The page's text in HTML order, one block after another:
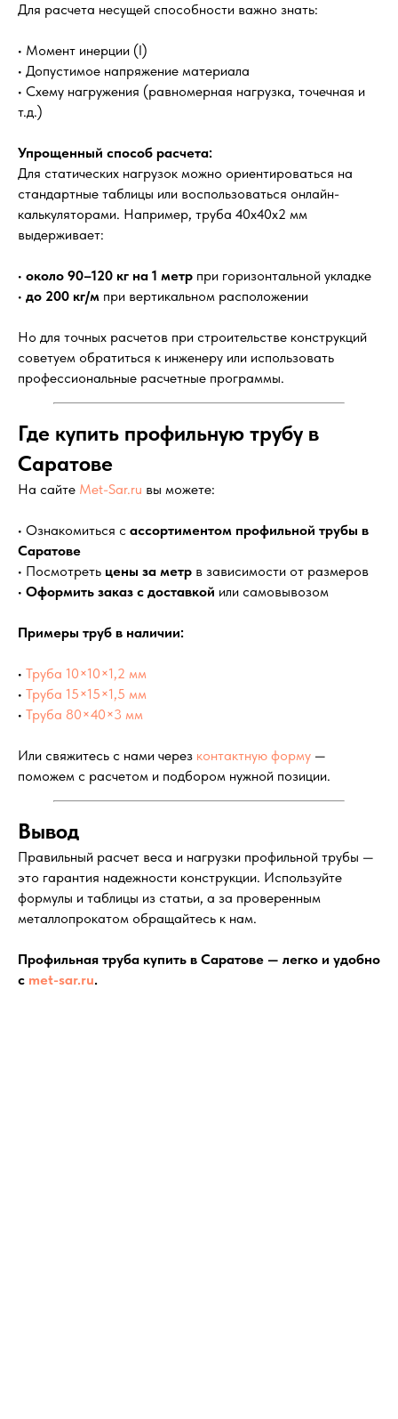
Для расчета несущей способности важно знать:
• Момент инерции (I)
• Допустимое напряжение материала
• Схему нагружения (равномерная нагрузка, точечная и
т.д.)
Упрощенный способ расчета:
Для статических нагрузок можно ориентироваться на
стандартные таблицы или воспользоваться онлайн-
калькуляторами. Например, труба 40х40х2 мм
выдерживает:
• около 90–120 кг на 1 метр при горизонтальной укладке
• до 200 кг/м при вертикальном расположении
Но для точных расчетов при строительстве конструкций
советуем обратиться к инженеру или использовать
профессиональные расчетные программы.
Где купить профильную трубу в
Саратове
На сайте Met-Sar.ru вы можете:
• Ознакомиться с ассортиментом профильной трубы в
Саратове
• Посмотреть цены за метр в зависимости от размеров
• Оформить заказ с доставкой или самовывозом
Примеры труб в наличии:
• Труба 10×10×1,2 мм
• Труба 15×15×1,5 мм
• Труба 80×40×3 мм
Или свяжитесь с нами через контактную форму —
поможем с расчетом и подбором нужной позиции.
Вывод
Правильный расчет веса и нагрузки профильной трубы —
это гарантия надежности конструкции. Используйте
формулы и таблицы из статьи, а за проверенным
металлопрокатом обращайтесь к нам.
Профильная труба купить в Саратове — легко и удобно
с met-sar.ru.